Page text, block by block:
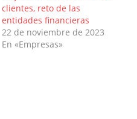
clientes, reto de las
entidades financieras
22 de noviembre de 2023
En «Empresas»